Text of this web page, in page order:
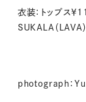
衣装：トップス
SUKALA （ LAVA）
photograph ：